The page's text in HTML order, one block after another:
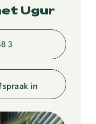
Ugur
3
in